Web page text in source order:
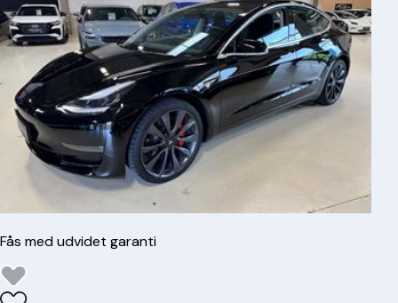
Fås med udvidet garanti